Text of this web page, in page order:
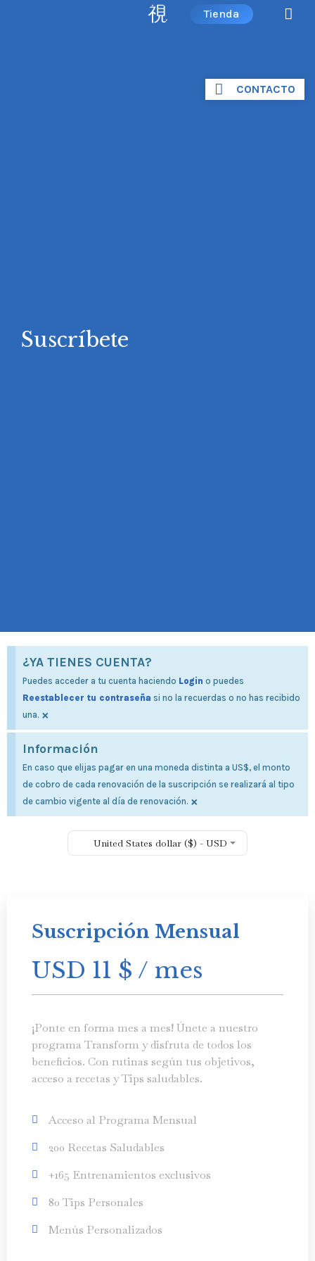
Tienda
CONTACTO
Suscríbete
¿YA TIENES CUENTA?
Puedes acceder a tu cuenta haciendo Login o puedes
Reestablecer tu contraseña si no la recuerdas o no has recibido
una. ×
Información
En caso que elijas pagar en una moneda distinta a US$, el monto
de cobro de cada renovación de la suscripción se realizará al tipo
de cambio vigente al día de renovación. ×
United States dollar ($) - USD
Suscripción Mensual
USD 11 $ / mes
¡Ponte en forma mes a mes! Únete a nuestro
programa Transform y disfruta de todos los
beneficios. Con rutinas según tus objetivos,
acceso a recetas y Tips saludables.
Acceso al Programa Mensual
200 Recetas Saludables
+165 Entrenamientos exclusivos
80 Tips Personales
Menús Personalizados